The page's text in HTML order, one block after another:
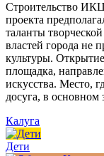
Строительство ИКЦ
проекта
таланты
властей города не
культуры.
площадка,
искусства. Место,
досуга, в
Калуга
Дети